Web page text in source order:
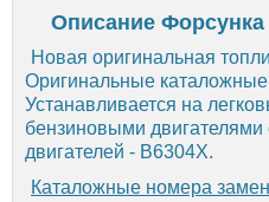
Описание Форсунка
Новая оригинальная
Оригинальные
Устанавливается на
бензиновыми
двигателей - B6304X.
Каталожные номера